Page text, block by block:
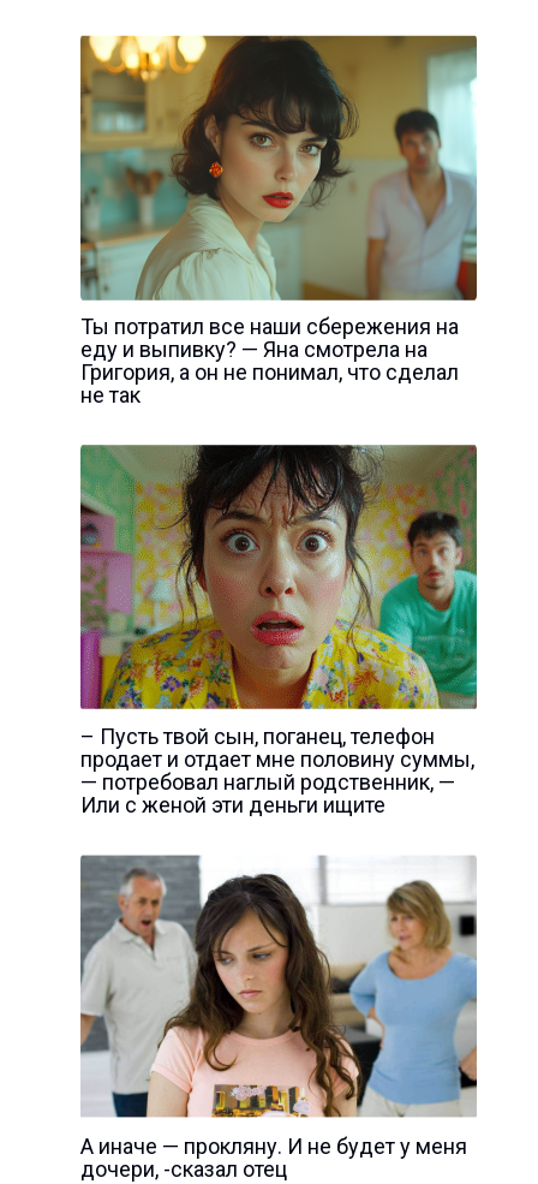
Ты потратил все наши сбережения на
еду и выпивку? — Яна смотрела на
Григория, а он не понимал, что сделал
не так
– Пусть твой сын, поганец, телефон
продает и отдает мне половину суммы,
— потребовал наглый родственник, —
Или с женой эти деньги ищите
А иначе — прокляну. И не будет у меня
дочери, -сказал отец